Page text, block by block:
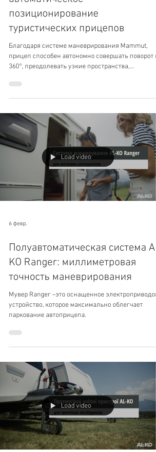
Умная система AL-KO Mammut:
автоматическое
позиционирование
туристических прицепов
прицеп способен автономно совершать поворот
360°, преодолевать узкие пространства,
до 28%.
Load video
6 февр.
Полуавтоматическая система
KO Ranger: миллиметровая
точность маневрирования
устройство, которое максимально облегчает
паркование автоприцепа.
Load video